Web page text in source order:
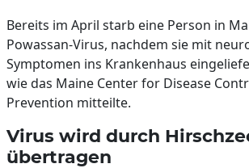
Bereits im April starb eine Person in
Powassan-Virus, nachdem sie mit
Symptomen ins Krankenhaus
wie das Maine Center for Disease
Prevention mitteilte.
Virus wird durch
übertragen